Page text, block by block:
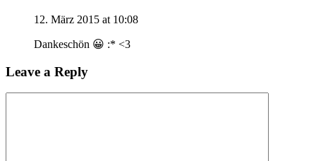
12. März 2015 at 10:08
Dankeschön 😀 :* <3
Leave a Reply